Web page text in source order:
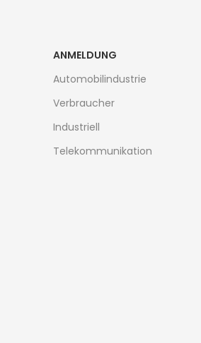
ANMELDUNG
Automobilindustrie
Verbraucher
Industriell
Telekommunikation